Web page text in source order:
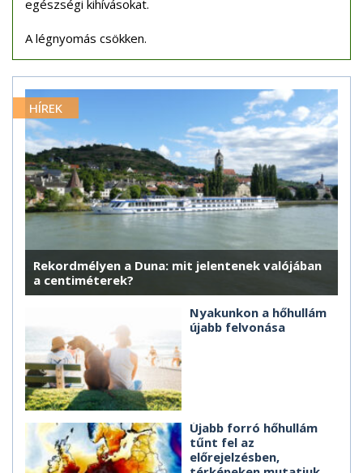
egészségi kihívásokat.
A légnyomás csökken.
HÍREK
Rekordmélyen a Duna: mit jelentenek valójában
a centiméterek?
Nyakunkon a hőhullám
újabb felvonása
Újabb forró hőhullám
tűnt fel az
előrejelzésben,